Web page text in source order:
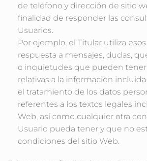
de teléfono y dirección de sitio
finalidad de responder las
Usuarios.
Por ejemplo, el Titular utiliza
respuesta a mensajes, dudas,
o inquietudes que pueden tener
relativas a la información
el tratamiento de los datos
referentes a los textos legales
Web, así como cualquier otra
Usuario pueda tener y que no
condiciones del sitio Web.